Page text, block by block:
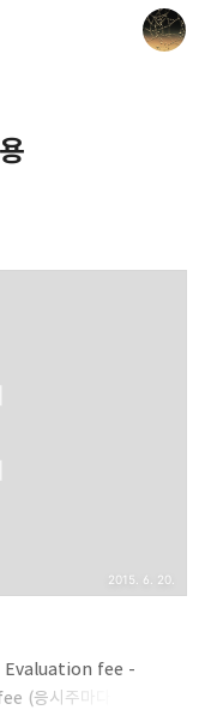
2015. 6. 20.
• Evaluation fee -
(응시주마다 상이함)
반서재